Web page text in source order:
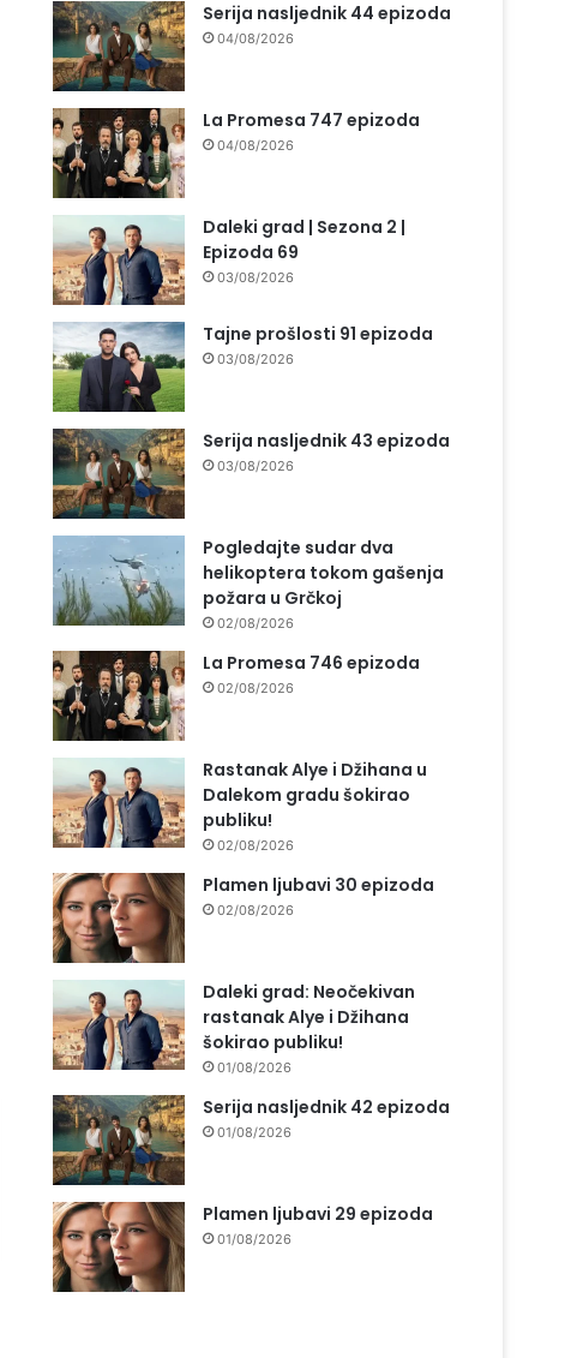
Serija nasljednik 44 epizoda
04/08/2026
La Promesa 747 epizoda
04/08/2026
Daleki grad | Sezona 2 |
Epizoda 69
03/08/2026
Tajne prošlosti 91 epizoda
03/08/2026
Serija nasljednik 43 epizoda
03/08/2026
Pogledajte sudar dva
helikoptera tokom gašenja
požara u Grčkoj
02/08/2026
La Promesa 746 epizoda
02/08/2026
Rastanak Alye i Džihana u
Dalekom gradu šokirao
publiku!
02/08/2026
Plamen ljubavi 30 epizoda
02/08/2026
Daleki grad: Neočekivan
rastanak Alye i Džihana
šokirao publiku!
01/08/2026
Serija nasljednik 42 epizoda
01/08/2026
Plamen ljubavi 29 epizoda
01/08/2026